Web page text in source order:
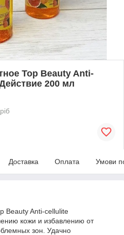
Top Beauty Anti-
200 мл
Доставка Оплата Умови
Beauty Anti-cellulite
кожи и избавлению от
зон. Удачно